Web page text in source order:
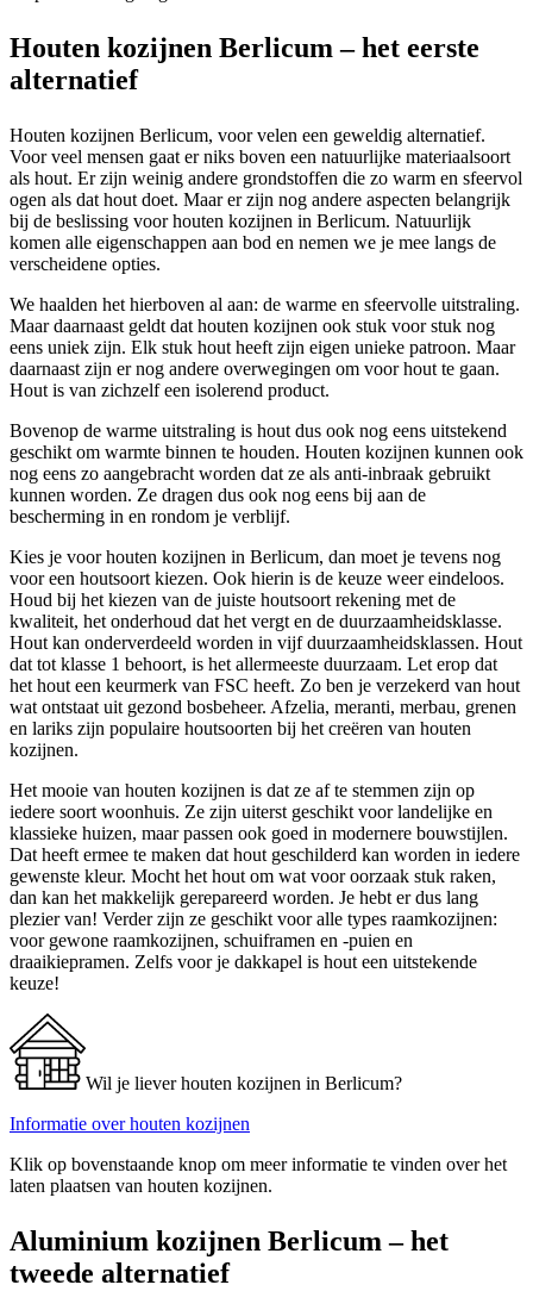
Houten kozijnen Berlicum – het eerste
alternatief
Houten kozijnen Berlicum, voor velen een geweldig alternatief.
Voor veel mensen gaat er niks boven een natuurlijke materiaalsoort
als hout. Er zijn weinig andere grondstoffen die zo warm en sfeervol
ogen als dat hout doet. Maar er zijn nog andere aspecten belangrijk
bij de beslissing voor houten kozijnen in Berlicum. Natuurlijk
komen alle eigenschappen aan bod en nemen we je mee langs de
verscheidene opties.
We haalden het hierboven al aan: de warme en sfeervolle uitstraling.
Maar daarnaast geldt dat houten kozijnen ook stuk voor stuk nog
eens uniek zijn. Elk stuk hout heeft zijn eigen unieke patroon. Maar
daarnaast zijn er nog andere overwegingen om voor hout te gaan.
Hout is van zichzelf een isolerend product.
Bovenop de warme uitstraling is hout dus ook nog eens uitstekend
geschikt om warmte binnen te houden. Houten kozijnen kunnen ook
nog eens zo aangebracht worden dat ze als anti-inbraak gebruikt
kunnen worden. Ze dragen dus ook nog eens bij aan de
bescherming in en rondom je verblijf.
Kies je voor houten kozijnen in Berlicum, dan moet je tevens nog
voor een houtsoort kiezen. Ook hierin is de keuze weer eindeloos.
Houd bij het kiezen van de juiste houtsoort rekening met de
kwaliteit, het onderhoud dat het vergt en de duurzaamheidsklasse.
Hout kan onderverdeeld worden in vijf duurzaamheidsklassen. Hout
dat tot klasse 1 behoort, is het allermeeste duurzaam. Let erop dat
het hout een keurmerk van FSC heeft. Zo ben je verzekerd van hout
wat ontstaat uit gezond bosbeheer. Afzelia, meranti, merbau, grenen
en lariks zijn populaire houtsoorten bij het creëren van houten
kozijnen.
Het mooie van houten kozijnen is dat ze af te stemmen zijn op
iedere soort woonhuis. Ze zijn uiterst geschikt voor landelijke en
klassieke huizen, maar passen ook goed in modernere bouwstijlen.
Dat heeft ermee te maken dat hout geschilderd kan worden in iedere
gewenste kleur. Mocht het hout om wat voor oorzaak stuk raken,
dan kan het makkelijk gerepareerd worden. Je hebt er dus lang
plezier van! Verder zijn ze geschikt voor alle types raamkozijnen:
voor gewone raamkozijnen, schuiframen en -puien en
draaikiepramen. Zelfs voor je dakkapel is hout een uitstekende
keuze!
Wil je liever houten kozijnen in Berlicum?
Informatie over houten kozijnen
Klik op bovenstaande knop om meer informatie te vinden over het
laten plaatsen van houten kozijnen.
Aluminium kozijnen Berlicum – het
tweede alternatief